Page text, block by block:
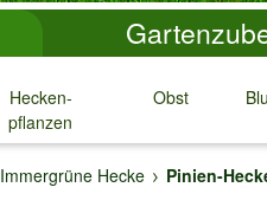
Hecken-
pflanzen
Obst
↓ ↓
Immergrüne Hecke Pinien-